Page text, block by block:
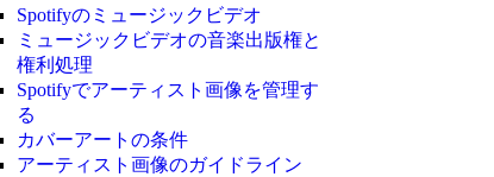
Spotifyのミュージックビデオ
ミュージックビデオの音楽出版権と
権利処理
Spotifyでアーティスト画像を管理す
る
カバーアートの条件
アーティスト画像のガイドライン